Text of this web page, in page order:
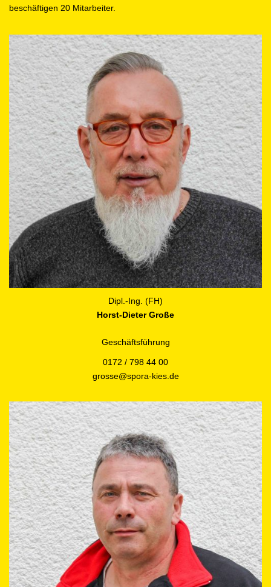
beschäftigen 20 Mitarbeiter.
Dipl.-Ing. (FH)
Horst-Dieter Große
Geschäftsführung
0172 / 798 44 00
grosse@spora-kies.de